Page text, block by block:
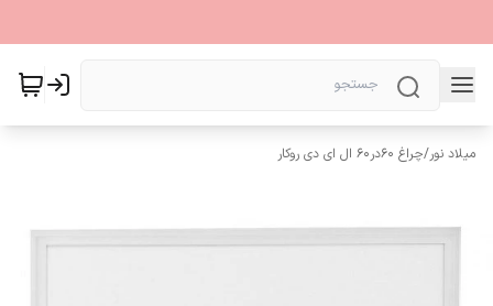
میلاد نور/چراغ 60در60 ال ای دی روکار